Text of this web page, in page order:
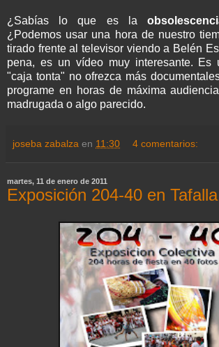
¿Sabías lo que es la
¿Podemos usar una hora de nuestro
tirado frente al televisor viendo a Belén
pena, es un vídeo muy interesante. Es
"caja tonta" no ofrezca más
programe en horas de máxima
madrugada o algo parecido.
joseba zabalza en 11:30 4 comentarios:
martes, 11 de enero de 2011
Exposición 204-40 en Tafalla